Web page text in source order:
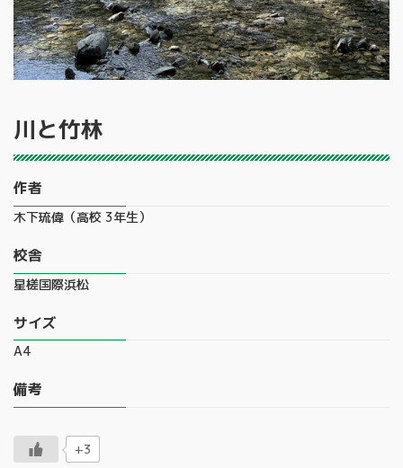
川と竹林
作者
木下琉偉（高校 3年生）
校舎
星槎国際浜松
サイズ
A4
備考
+3